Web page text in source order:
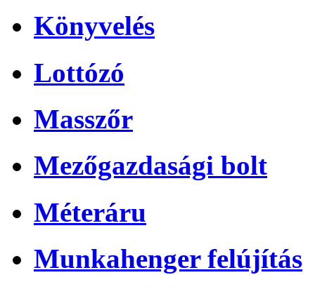
Könyvelés
Lottózó
Masszőr
Mezőgazdasági bolt
Méteráru
Munkahenger felújítás